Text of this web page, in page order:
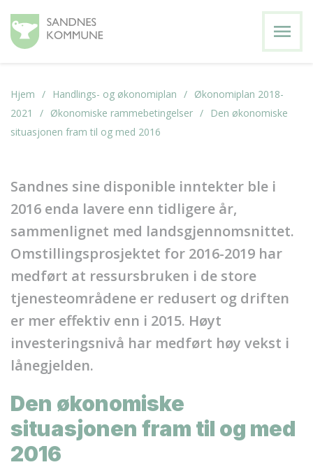
menu
Hjem Handlings- og økonomiplan
Økonomiplan 2018-
2021
Økonomiske rammebetingelser
Den økonomiske
situasjonen fram til og med 2016
Sandnes sine disponible inntekter ble i
2016 enda lavere enn tidligere år,
sammenlignet med landsgjennomsnittet.
Omstillingsprosjektet for 2016-2019 har
medført at ressursbruken i de store
tjenesteområdene er redusert og driften
er mer effektiv enn i 2015. Høyt
investeringsnivå har medført høy vekst i
lånegjelden.
Den økonomiske
situasjonen fram til og med
2016